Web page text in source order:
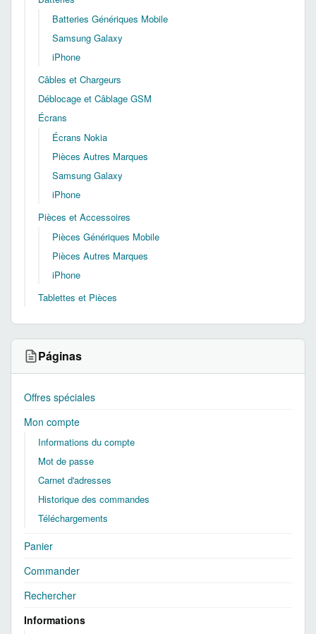
Batteries Génériques Mobile
Samsung Galaxy
iPhone
Câbles et Chargeurs
Déblocage et Câblage GSM
Écrans
Écrans Nokia
Pièces Autres Marques
Samsung Galaxy
iPhone
Pièces et Accessoires
Pièces Génériques Mobile
Pièces Autres Marques
iPhone
Tablettes et Pièces
Páginas
Offres spéciales
Mon compte
Informations du compte
Mot de passe
Carnet d'adresses
Historique des commandes
Téléchargements
Panier
Commander
Rechercher
Informations